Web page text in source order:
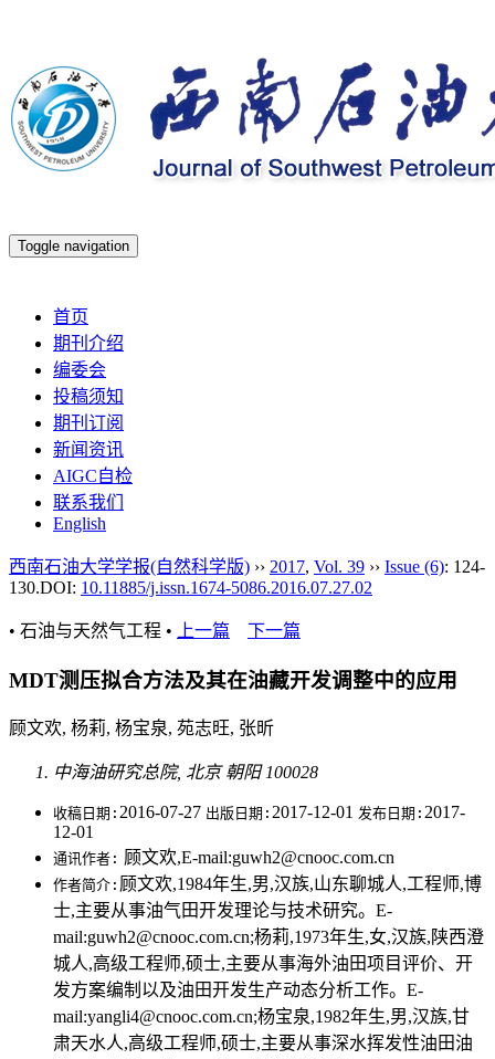
Toggle navigation
首页
期刊介绍
编委会
投稿须知
期刊订阅
新闻资讯
AIGC自检
联系我们
English
西南石油大学学报(自然科学版) ›› 2017, Vol. 39 ›› Issue (6): 124-
130.DOI: 10.11885/j.issn.1674-5086.2016.07.27.02
• 石油与天然气工程 • 上一篇 下一篇
MDT测压拟合方法及其在油藏开发调整中的应用
顾文欢, 杨莉, 杨宝泉, 苑志旺, 张昕
中海油研究总院, 北京 朝阳 100028
收稿日期: 2016-07-27 出版日期: 2017-12-01 发布日期: 2017-
12-01
通讯作者: 顾文欢,E-mail:guwh2@cnooc.com.cn
作者简介: 顾文欢,1984年生,男,汉族,山东聊城人,工程师,博
士,主要从事油气田开发理论与技术研究。E-
mail:guwh2@cnooc.com.cn;杨莉,1973年生,女,汉族,陕西澄
城人,高级工程师,硕士,主要从事海外油田项目评价、开
发方案编制以及油田开发生产动态分析工作。E-
mail:yangli4@cnooc.com.cn;杨宝泉,1982年生,男,汉族,甘
肃天水人,高级工程师,硕士,主要从事深水挥发性油田油